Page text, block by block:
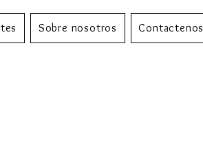
Sobre nosotros Contactenos